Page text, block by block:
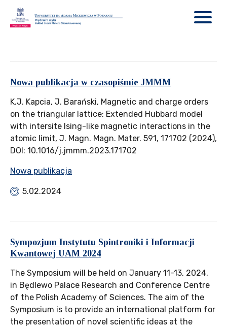
Nowa publikacja w czasopiśmie JMMM
K.J. Kapcia, J. Barański, Magnetic and charge orders
on the triangular lattice: Extended Hubbard model
with intersite Ising-like magnetic interactions in the
atomic limit, J. Magn. Magn. Mater. 591, 171702 (2024),
DOI: 10.1016/j.jmmm.2023.171702
Nowa publikacja
5.02.2024
Sympozjum Instytutu Spintroniki i Informacji
Kwantowej UAM 2024
The Symposium will be held on January 11-13, 2024,
in Będlewo Palace Research and Conference Centre
of the Polish Academy of Sciences. The aim of the
Symposium is to provide an international platform for
the presentation of novel scientific ideas at the